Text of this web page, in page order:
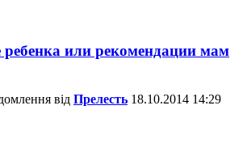
ребенка или рекомендации мам
від Прелесть 18.10.2014 14:29